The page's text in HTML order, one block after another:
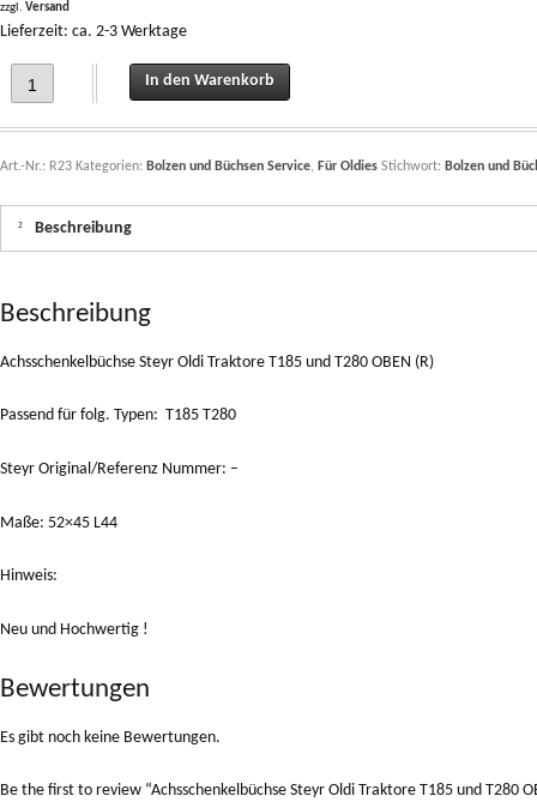
zzgl. Versand
Lieferzeit: ca. 2-3 Werktage
Achsschenkelbüchse Steyr Oldi Traktore T185 und T280 OBEN (R) quantity
In den Warenkorb
Art.-Nr.: R23 Kategorien: Bolzen und Büchsen Service, Für Oldies Stichwort: Bolzen und
Beschreibung
Beschreibung
Achsschenkelbüchse Steyr Oldi Traktore T185 und T280 OBEN (R)
Passend für folg. Typen: T185 T280
Steyr Original/Referenz Nummer: –
Maße: 52×45 L44
Hinweis:
Neu und Hochwertig !
Bewertungen
Es gibt noch keine Bewertungen.
Be the first to review “Achsschenkelbüchse Steyr Oldi Traktore T185 und T280